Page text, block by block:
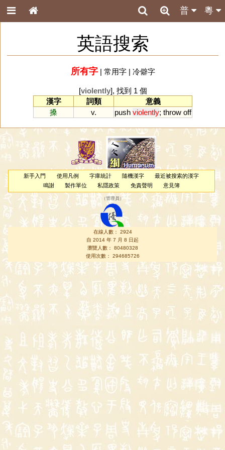
粵
普
英語搜索
所有字| 常用字| 冷僻字
[violently], 找到 1 個
漢字
詞類
意義
搡
v. push violently; throw off
新手入門 使用凡例 字庫統計 隨機漢字
最近被搜索的漢字
鳴謝
製作單位 私隱政策 免責聲明 意見簿
（管理員 ）
在線人數： 2924
自 2014 年 7 月 8 日起
瀏覽人數： 80480328
使用次數： 294685726